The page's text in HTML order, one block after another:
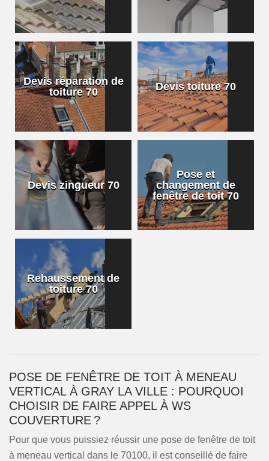
Devis réparation de
toiture 70
Devis toiture 70
Devis zingueur 70
Pose et
changement de
fenêtre de toit 70
Rehaussement de
toiture 70
POSE DE FENÊTRE DE TOIT À MENEAU
VERTICAL À GRAY LA VILLE : POURQUOI
CHOISIR DE FAIRE APPEL À WS
COUVERTURE ?
Pour que vous puissiez réussir une pose de fenêtre de toit
à meneau vertical dans le 70100, il est conseillé de faire